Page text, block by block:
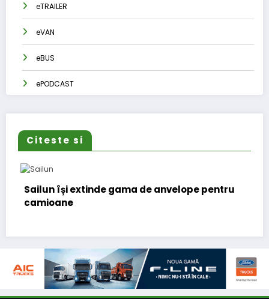
eTRAILER
eVAN
eBUS
ePODCAST
Citeste si
își extinde gama de anvelope pentru
Lars